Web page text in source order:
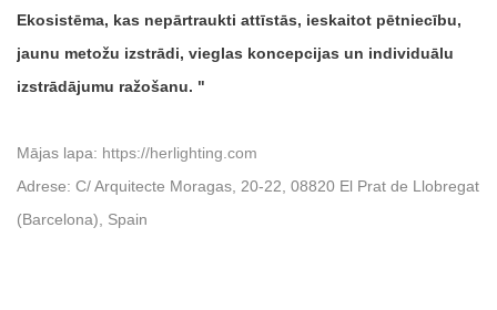
Ekosistēma, kas nepārtraukti attīstās, ieskaitot pētniecību,
jaunu metožu izstrādi, vieglas koncepcijas un individuālu
izstrādājumu ražošanu.
Mājas lapa: https://herlighting.com
Adrese: C/ Arquitecte Moragas, 20-22, 08820 El Prat de Llobregat
(Barcelona), Spain